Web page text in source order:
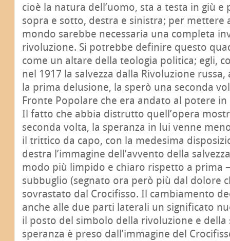
cioè la natura dell’uomo, sta a testa in giù e
sopra e sotto, destra e sinistra; per mettere
mondo sarebbe necessaria una completa
rivoluzione. Si potrebbe definire questo
come un altare della teologia politica; egli,
nel 1917 la salvezza dalla Rivoluzione
la prima delusione, la sperò una seconda
Fronte Popolare che era andato al potere in
Il fatto che abbia distrutto quell’opera
seconda volta, la speranza in lui venne
il trittico da capo, con la medesima
destra l’immagine dell’avvento della
modo più limpido e chiaro rispetto a prima
subbuglio (segnato ora però più dal dolore
sovrastato dal Crocifisso. Il cambiamento
anche alle due parti laterali un significato
il posto del simbolo della rivoluzione e della
speranza è preso dall’immagine del